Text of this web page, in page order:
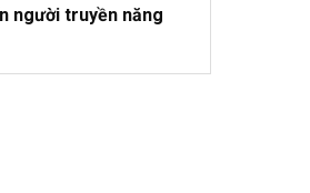
người truyền năng